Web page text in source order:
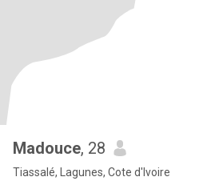
Madouce, 28
Tiassalé, Lagunes, Cote d'Ivoire